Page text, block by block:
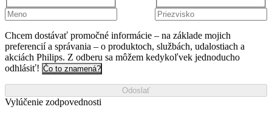
Chcem dostávať promočné informácie – na základe mojich
preferencií a správania – o produktoch, službách, udalostiach a
akciách Philips. Z odberu sa môžem kedykoľvek jednoducho
odhlásiť! Čo to znamená?
Odoslať
Vylúčenie zodpovednosti